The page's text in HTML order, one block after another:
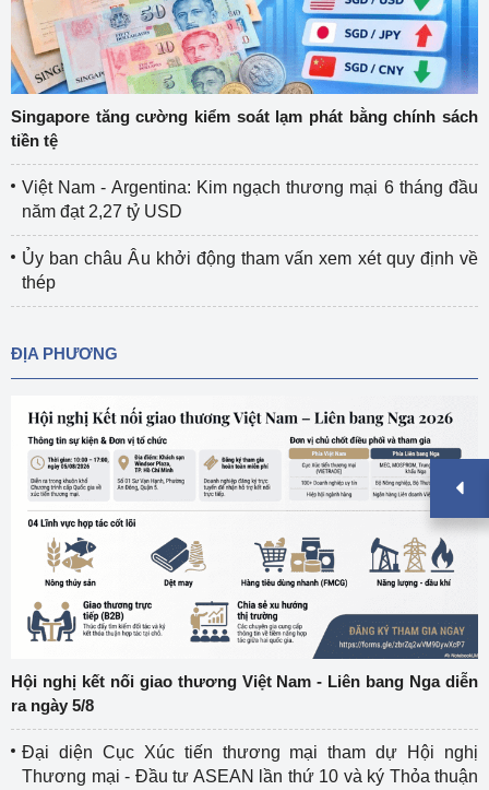
Singapore tăng cường kiểm soát lạm phát bằng chính sách
tiền tệ
Việt Nam - Argentina: Kim ngạch thương mại 6 tháng đầu
năm đạt 2,27 tỷ USD
Ủy ban châu Âu khởi động tham vấn xem xét quy định về
thép
ĐỊA PHƯƠNG
Hội nghị kết nối giao thương Việt Nam - Liên bang Nga diễn
ra ngày 5/8
Đại diện Cục Xúc tiến thương mại tham dự Hội nghị
Thương mại - Đầu tư ASEAN lần thứ 10 và ký Thỏa thuận